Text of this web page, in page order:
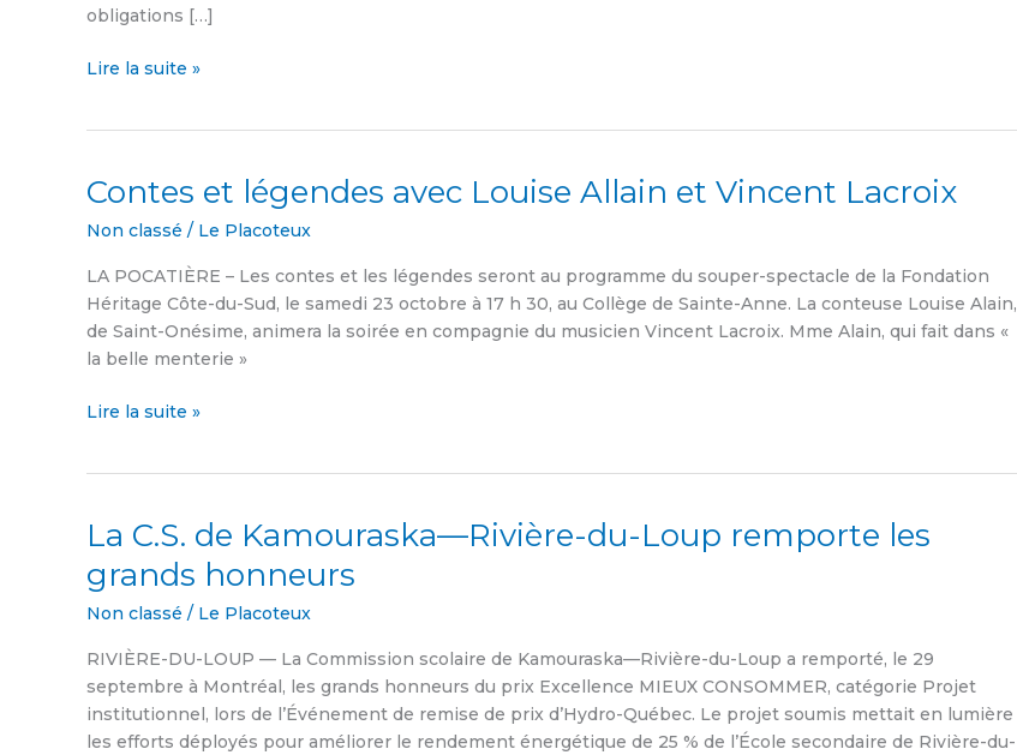
obligations […]
Lire la suite »
Contes et légendes avec Louise Allain et Vincent Lacroix
Non classé / Le Placoteux
LA POCATIÈRE – Les contes et les légendes seront au programme du souper-spectacle de la Fondation
Héritage Côte-du-Sud, le samedi 23 octobre à 17 h 30, au Collège de Sainte-Anne. La conteuse Louise Alain,
de Saint-Onésime, animera la soirée en compagnie du musicien Vincent Lacroix. Mme Alain, qui fait dans «
la belle menterie »
Contes
légendes
avec
Louise
Allain
et
Lacroix
Lire la suite »
La C.S. de Kamouraska—Rivière-du-Loup remporte les
grands honneurs
Non classé / Le Placoteux
RIVIÈRE-DU-LOUP — La Commission scolaire de Kamouraska—Rivière-du-Loup a remporté, le 29
septembre à Montréal, les grands honneurs du prix Excellence MIEUX CONSOMMER, catégorie Projet
institutionnel, lors de l’Événement de remise de prix d’Hydro-Québec. Le projet soumis mettait en lumière
les efforts déployés pour améliorer le rendement énergétique de 25 % de l’École secondaire de Rivière-du-
La
de
Kamouraska
Rivière-
du-
Loup
remporte